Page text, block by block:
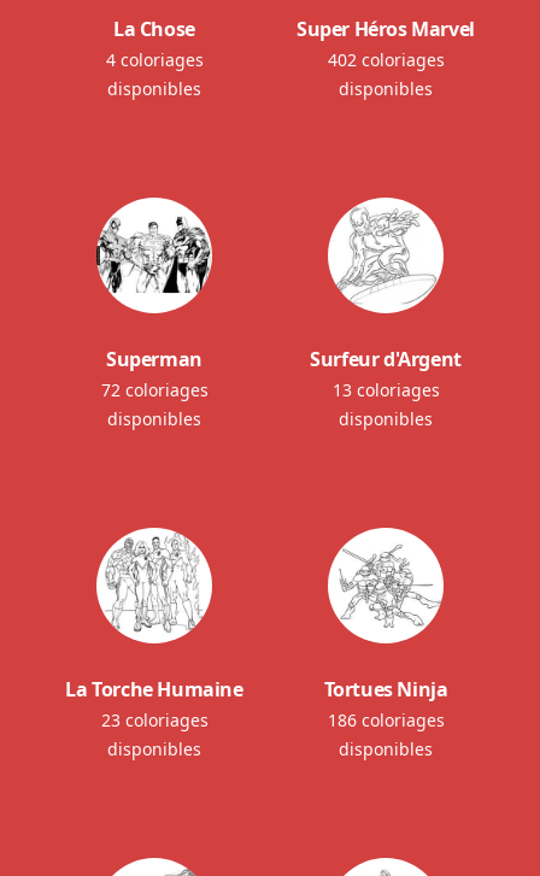
La Chose
4 coloriages
disponibles
Super Héros Marvel
402 coloriages
disponibles
Superman
72 coloriages
disponibles
Surfeur d'Argent
13 coloriages
disponibles
La Torche Humaine
23 coloriages
disponibles
Tortues Ninja
186 coloriages
disponibles